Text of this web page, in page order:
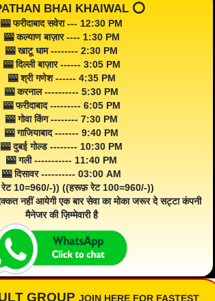
BHAI KHAIWAL ⭕️
🎰 फरीदाबाद सवेरा --- 12:30 PM
🎰 कल्याण बाज़ार ---- 1:30 PM
🎰 खाटू धाम -------- 2:30 PM
🎰 दिल्ली बाज़ार ------ 3:05 PM
🎰 श्री गणेश ------ 4:35 PM
🎰 करनाल ---------- 5:30 PM
🎰 फरीदाबाद --------- 6:05 PM
🎰 गोवा किंग -------- 7:30 PM
🎰 गाजियाबाद ------- 9:40 PM
🎰 दुबई गोल्ड -------- 10:30 PM
🎰 गली ----------- 11:40 PM
🎰 दिसावर ---------- 03:00 AM
रेट 10=960/-)) ((हरूफ़ रेट 100=960/-))
नहीं आयेगी एक बार सेवा का मोका जरूर दे सट्टा कंपनी
मैनेजर की ज़िम्मेवारी है
GROUP JOIN HERE FOR FASTEST